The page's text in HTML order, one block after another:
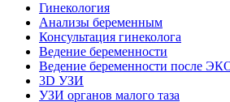
Гинекология
Анализы беременным
Консультация гинеколога
Ведение беременности
Ведение беременности после
3D УЗИ
УЗИ органов малого таза